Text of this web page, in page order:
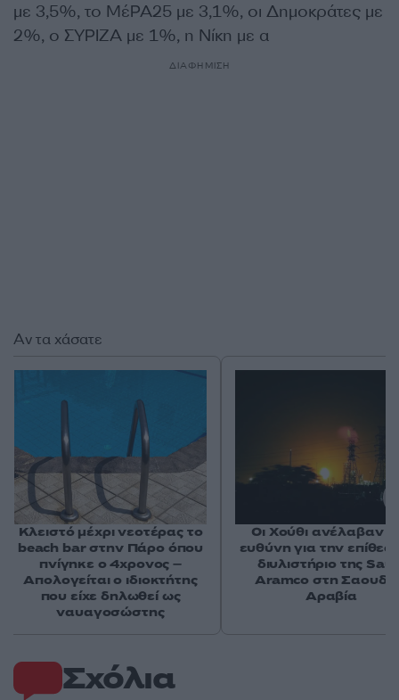
με 3,5%, το ΜέΡΑ25 με 3,1%, οι Δημοκράτες με
2%, ο ΣΥΡΙΖΑ με 1%, η Νίκη με α
ΔΙΑΦΗΜΙΣΗ
Σχόλια
Αν τα χάσατε
Κλειστό μέχρι νεοτέρας το
beach bar στην Πάρο όπου
πνίγηκε ο 4χρονος –
Απολογείται ο ιδιοκτήτης
που είχε δηλωθεί ως
ναυαγοσώστης
Οι Χούθι ανέλαβαν
ευθύνη για την
διυλιστήριο της
Aramco στη
Αραβία